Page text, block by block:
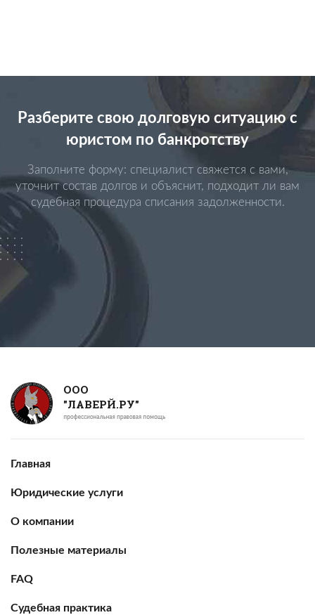
Разберите свою долговую ситуацию с
юристом по банкротству
Заполните форму: специалист свяжется с вами,
уточнит состав долгов и объяснит, подходит ли вам
судебная процедура списания задолженности.
ООО
"ЛАВЕРЙ.РУ"
Главная
Юридические услуги
О компании
Полезные материалы
FAQ
Судебная практика